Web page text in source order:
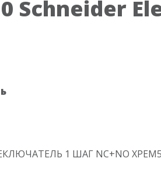
Schneider
1 ШАГ NC+NO